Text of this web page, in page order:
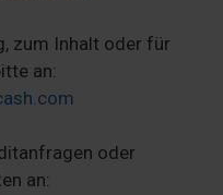
zum Inhalt oder für
an:
oder
an: